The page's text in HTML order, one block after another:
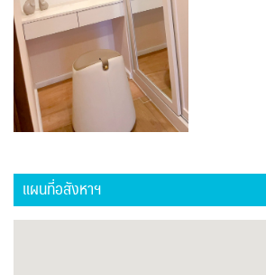
แผนที่อสังหาฯ